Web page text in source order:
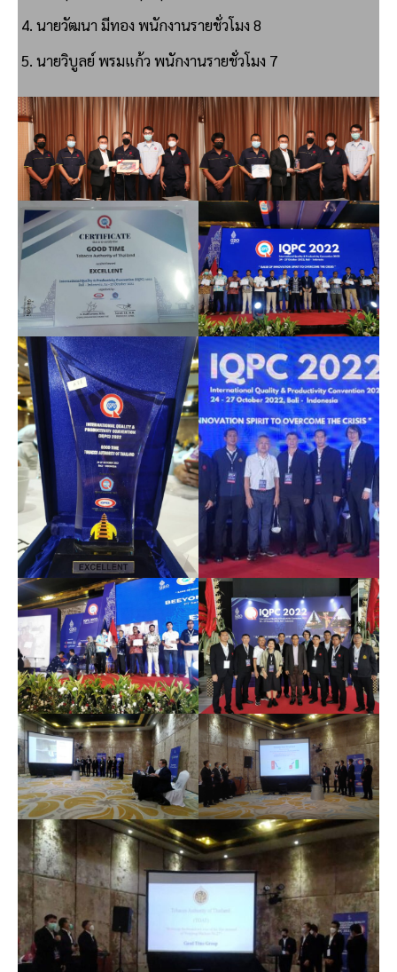
นายวัฒนา มีทอง พนักงานรายชั่วโมง 8
นายวิบูลย์ พรมแก้ว พนักงานรายชั่วโมง 7